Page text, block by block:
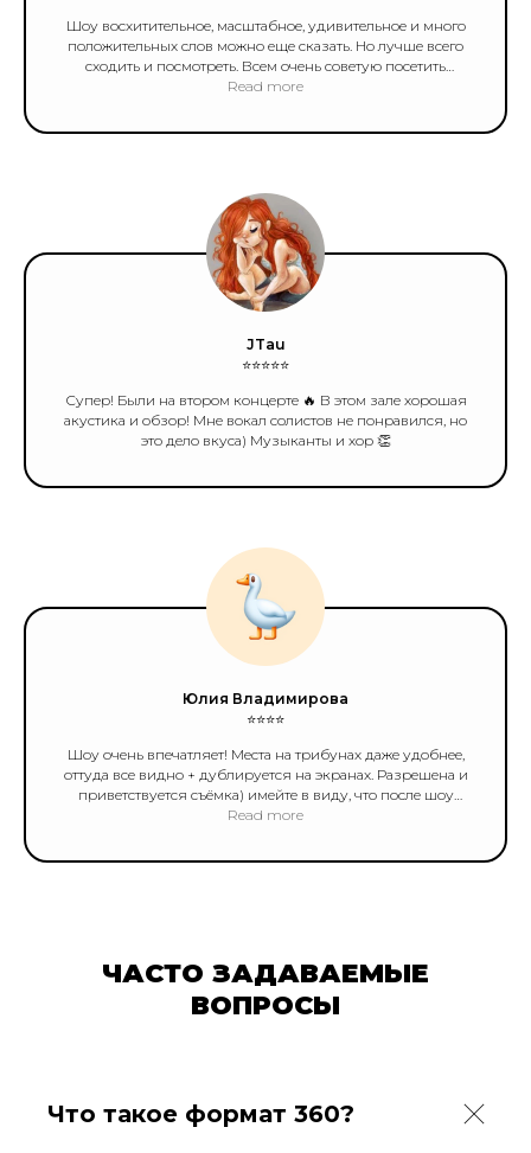
Шоу восхитительное, масштабное, удивительное и много
положительных слов можно еще сказать. Но лучше всего
сходить и посмотреть. Всем очень советую посетить
мероприятия этого коллектива.
Read more
JTau
⭐️⭐️⭐️⭐️⭐️
Супер! Были на втором концерте 🔥 В этом зале хорошая
акустика и обзор! Мне вокал солистов не понравился, но
это дело вкуса) Музыканты и хор 👏
Юлия Владимирова
⭐️⭐️⭐️⭐️
Шоу очень впечатляет! Места на трибунах даже удобнее,
оттуда все видно + дублируется на экранах. Разрешена и
приветствуется съёмка) имейте в виду, что после шоу
быстро уйти не получится. Огромная очередь на
Read more
ЧАСТО ЗАДАВАЕМЫЕ
ВОПРОСЫ
Что такое формат 360?